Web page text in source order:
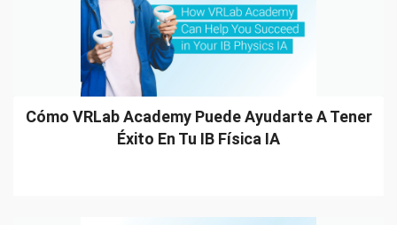
Cómo VRLab Academy Puede Ayudarte A Tener
Éxito En Tu IB Física IA